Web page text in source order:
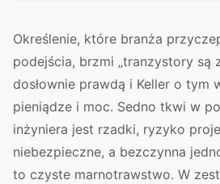
Określenie, które branża
podejścia, brzmi „tranzystory są
dosłownie prawdą i Keller o tym
pieniądze i moc. Sedno tkwi w
inżyniera jest rzadki, ryzyko
niebezpieczne, a bezczynna
to czyste marnotrawstwo. W